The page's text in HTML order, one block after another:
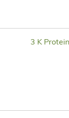
3 K